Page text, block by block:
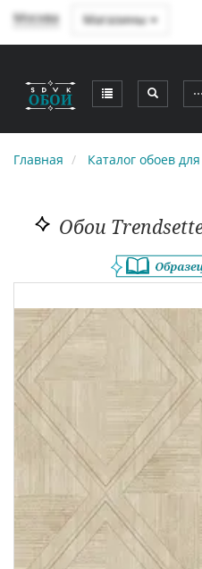
Москва Магазины
⋯
Главная Каталог обоев
Обои